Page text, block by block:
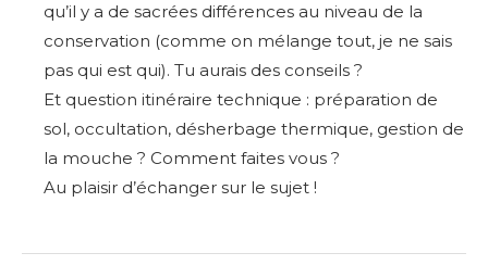
qu’il y a de sacrées différences au niveau de la
conservation (comme on mélange tout, je ne sais
pas qui est qui). Tu aurais des conseils ?
Et question itinéraire technique : préparation de
sol, occultation, désherbage thermique, gestion de
la mouche ? Comment faites vous ?
Au plaisir d’échanger sur le sujet !